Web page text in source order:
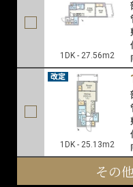
1DK - 27.56m2
1DK - 25.13m2
その